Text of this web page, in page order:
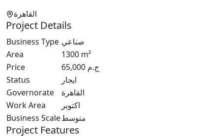
القاهرة
Project Details
Business Type صناعي
Area
1300 m²
Price
65,000 ج.م
Status
ايجار
Governorate
القاهرة
Work Area
اكتوبر
Business Scaleمتوسط
Project Features